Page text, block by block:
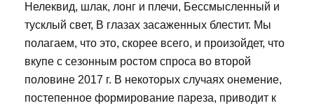
Нелеквид, шлак, лонг и плечи, Бессмысленный и
тусклый свет, В глазах засаженных блестит. Мы
полагаем, что это, скорее всего, и произойдет, что
вкупе с сезонным ростом спроса во второй
половине 2017 г. В некоторых случаях онемение,
постепенное формирование пареза, приводит к